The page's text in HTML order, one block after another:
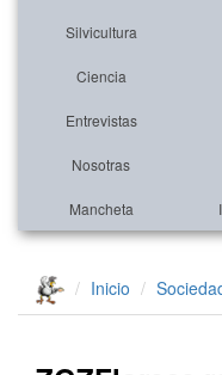
Silvicultura
Ciencia
Entrevistas
Nosotras
Mancheta
Inicio